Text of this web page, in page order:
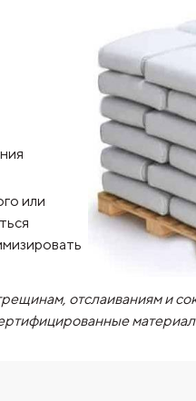
или
отслаиваниям и